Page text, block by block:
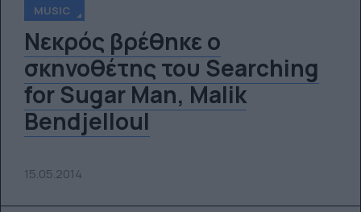
MUSIC
Νεκρός βρέθηκε ο
σκηνοθέτης του Searching
for Sugar Man, Malik
Bendjelloul
15.05.2014